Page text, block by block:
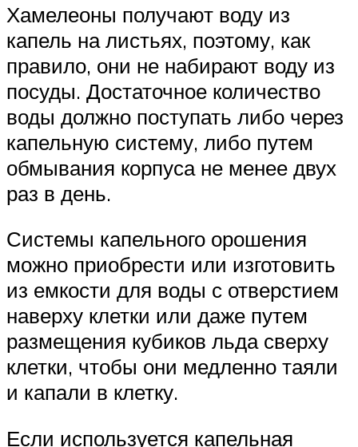
Хамелеоны получают воду из
капель на листьях, поэтому, как
правило, они не набирают воду из
посуды. Достаточное количество
воды должно поступать либо через
капельную систему, либо путем
обмывания корпуса не менее двух
раз в день.
Системы капельного орошения
можно приобрести или изготовить
из емкости для воды с отверстием
наверху клетки или даже путем
размещения кубиков льда сверху
клетки, чтобы они медленно таяли
и капали в клетку.
Если используется капельная